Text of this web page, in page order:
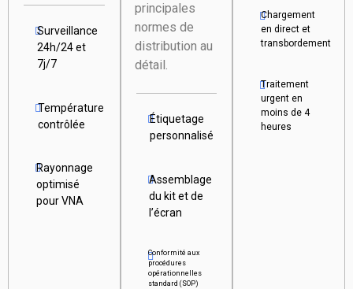
Surveillance
24h/24 et
7j/7
Température
contrôlée
Rayonnage
optimisé
pour VNA
principales
normes de
distribution au
détail.
Étiquetage
personnalisé
Assemblage
du kit et de
l’écran
Conformité aux
procédures
opérationnelles
standard (SOP)
Chargement
en direct et
transbordement
Traitement
urgent en
moins de 4
heures